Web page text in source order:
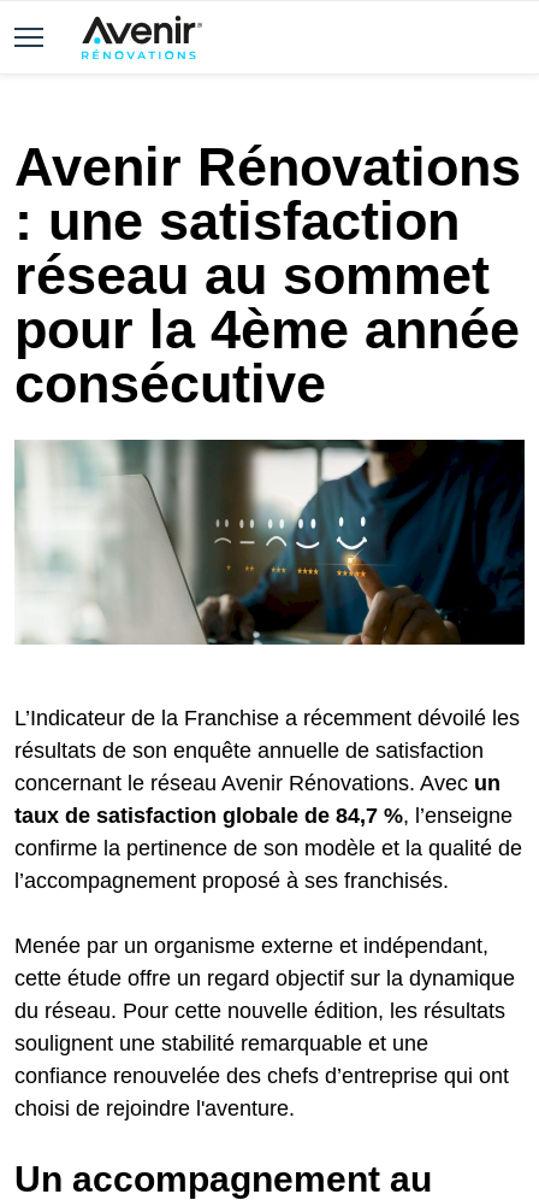
Avenir Rénovations
: une satisfaction
réseau au sommet
pour la 4ème année
consécutive
L’Indicateur de la Franchise a récemment dévoilé les
résultats de son enquête annuelle de satisfaction
concernant le réseau Avenir Rénovations. Avec un
taux de satisfaction globale de 84,7 %, l’enseigne
confirme la pertinence de son modèle et la qualité de
l’accompagnement proposé à ses franchisés.
Menée par un organisme externe et indépendant,
cette étude offre un regard objectif sur la dynamique
du réseau. Pour cette nouvelle édition, les résultats
soulignent une stabilité remarquable et une
confiance renouvelée des chefs d’entreprise qui ont
choisi de rejoindre l'aventure.
Un accompagnement au